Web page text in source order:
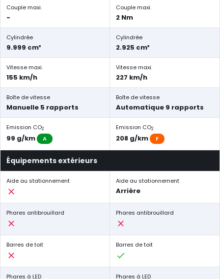
Couple maxi.
-
Couple maxi.
2 Nm
Cylindrée
9.999 cm³
Cylindrée
2.925 cm³
Vitesse maxi.
155 km/h
Vitesse maxi.
227 km/h
Boîte de vitesse
Manuelle 5 rapports
Boîte de vitesse
Automatique 9 rapports
Emission CO2
99 g/km A
Emission CO2
208 g/km F
Équipements extérieurs
Aide au stationnement Aide au stationnement
Arrière
Phares antibrouillard Phares antibrouillard
Barres de toit Barres de toit
Phares à LED Phares à LED